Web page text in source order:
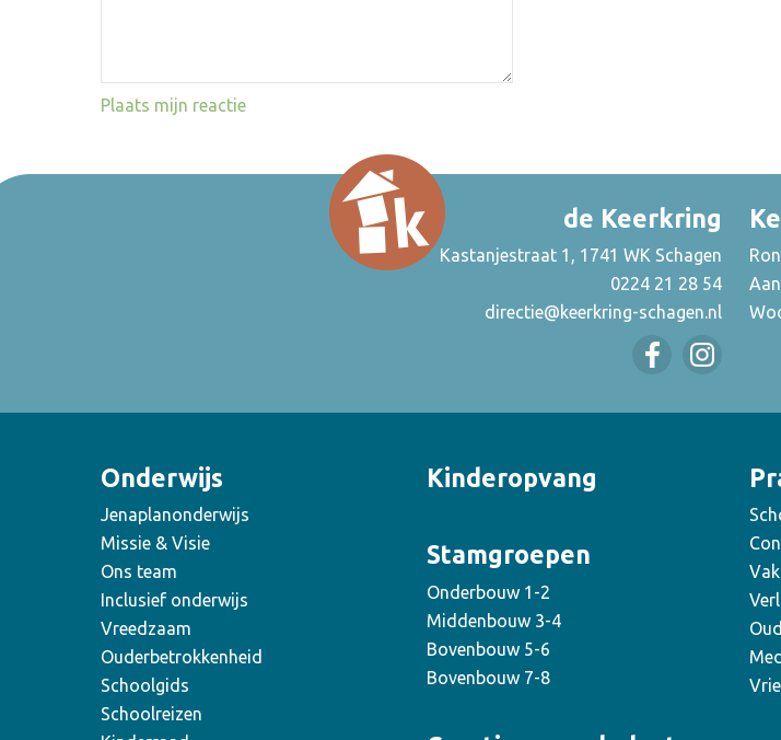
Plaats mijn reactie
de Keerkring
Kastanjestraat 1, 1741 WK Schagen
0224 21 28 54
directie@keerkring-schagen.nl
Onderwijs
Jenaplanonderwijs
Missie & Visie
Ons team
Inclusief onderwijs
Vreedzaam
Ouderbetrokkenheid
Schoolgids
Schoolreizen
Kinderopvang
Stamgroepen
Onderbouw 1-2
Middenbouw 3-4
Bovenbouw 5-6
Bovenbouw 7-8